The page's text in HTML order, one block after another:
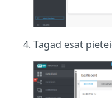
Tagad esat